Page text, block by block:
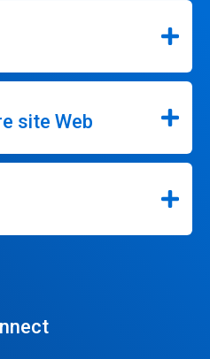
site Web